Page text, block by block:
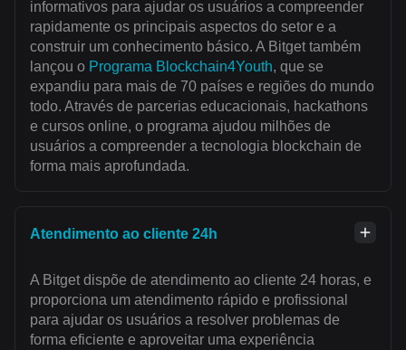
informativos para ajudar os usuários a compreender
rapidamente os principais aspectos do setor e a
construir um conhecimento básico. A Bitget também
lançou o Programa Blockchain4Youth, que se
expandiu para mais de 70 países e regiões do mundo
todo. Através de parcerias educacionais, hackathons
e cursos online, o programa ajudou milhões de
usuários a compreender a tecnologia blockchain de
forma mais aprofundada.
Atendimento ao cliente 24h
A Bitget dispõe de atendimento ao cliente 24 horas, e
proporciona um atendimento rápido e profissional
para ajudar os usuários a resolver problemas de
forma eficiente e aproveitar uma experiência